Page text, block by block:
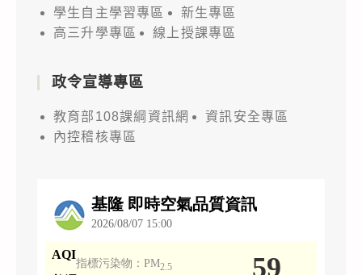
學生自主學習專區
新生專區
高三升學專區
線上授課專區
政令宣導專區
教育部108課綱資訊網
資訊安全專區
內控稽核專區